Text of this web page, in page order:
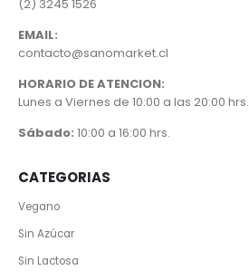
(2) 3245 1526
EMAIL:
contacto@sanomarket.cl
HORARIO DE ATENCION:
Lunes a Viernes de 10:00 a las 20:00 hrs.
Sábado: 10:00 a 16:00 hrs.
CATEGORIAS
Vegano
Sin Azúcar
Sin Lactosa